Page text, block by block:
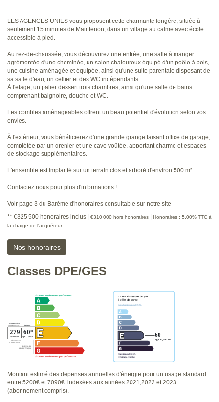
LES AGENCES UNIES vous proposent cette charmante longère, située à
seulement 15 minutes de Maintenon, dans un village au calme avec école
accessible à pied.
Au rez-de-chaussée, vous découvrirez une entrée, une salle à manger
agrémentée d'une cheminée, un salon chaleureux équipé d'un poêle à bois,
une cuisine aménagée et équipée, ainsi qu'une suite parentale disposant de
sa salle d'eau, un cellier et des WC indépendants.
À l'étage, un palier dessert trois chambres, ainsi qu'une salle de bains
comprenant baignoire, douche et WC.
Les combles aménageables offrent un beau potentiel d'évolution selon vos
envies.
À l'extérieur, vous bénéficierez d'une grande grange faisant office de garage,
complétée par un grenier et une cave voûtée, apportant charme et espaces
de stockage supplémentaires.
L'ensemble est implanté sur un terrain clos et arboré d'environ 500 m².
Contactez nous pour plus d'informations !
Voir page 3 du Barème d'honoraires consultable sur notre site
** €325 500 honoraires inclus €310 000 hors honoraires
Honoraires : 5.00% TTC à
la charge de l'acquéreur
Nos honoraires
Classes DPE/GES
Montant estimé des dépenses annuelles d'énergie pour un usage standard
entre 5200€ et 7090€. indexées aux années 2021,2022 et 2023
(abonnement compris).